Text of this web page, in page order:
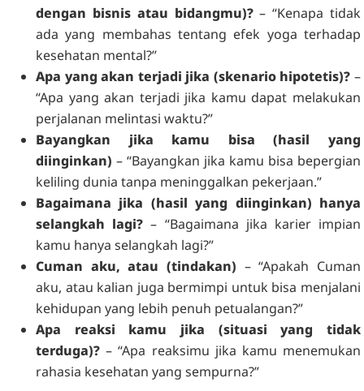
dengan bisnis atau bidangmu)?– “Kenapa tidak
ada yang membahas tentang efek yoga terhadap
kesehatan mental?”
Apa yang akan terjadi jika (skenario hipotetis)? –
“Apa yang akan terjadi jika kamu dapat melakukan
perjalanan melintasi waktu?”
Bayangkan jika kamu bisa (hasil yang
diinginkan) – “Bayangkan jika kamu bisa bepergian
keliling dunia tanpa meninggalkan pekerjaan.”
Bagaimana jika (hasil yang diinginkan) hanya
selangkah lagi? – “Bagaimana jika karier impian
kamu hanya selangkah lagi?”
Cuman aku, atau (tindakan) – “Apakah Cuman
aku, atau kalian juga bermimpi untuk bisa menjalani
kehidupan yang lebih penuh petualangan?”
Apa reaksi kamu jika (situasi yang tidak
terduga)? – “Apa reaksimu jika kamu menemukan
rahasia kesehatan yang sempurna?”